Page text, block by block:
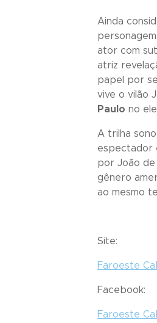
Ainda
ator com
atriz
papel por
vive o vilão
Paulo no
A trilha
espectador
por João de
gênero
ao mesmo
Site:
Faroeste
Facebook:
Faroeste